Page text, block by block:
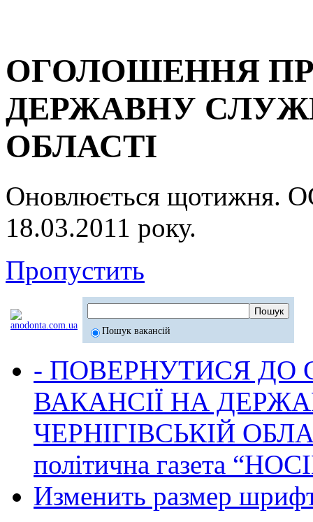
ОГОЛОШЕННЯ
ДЕРЖАВНУ
ОБЛАСТІ
Оновлюється
18.03.2011 року.
Пропустить
Пошук вакансій
- ПОВЕРНУТИСЯ ДО
ВАКАНСІЇ НА
ЧЕРНІГІВСЬКІЙ
політична газета
Изменить размер